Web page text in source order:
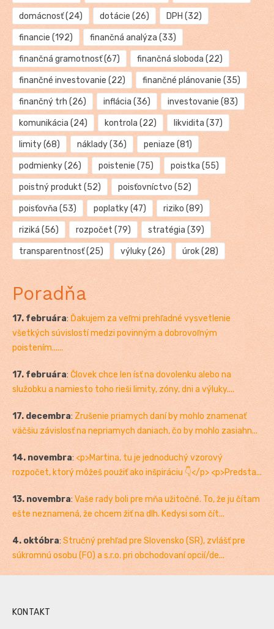
domácnosť(24) dotácie (26) DPH (32)
financie (192) finančná analýza (33)
finančná gramotnosť(67) finančná sloboda (22)
finančné investovanie (22) finančné plánovanie (35)
finančný trh (26) inflácia (36) investovanie (83)
komunikácia (24) kontrola (22) likvidita (37)
limity(68) náklady(36) peniaze (81)
podmienky(26) poistenie (75) poistka (55)
poistný produkt (52) poisťovníctvo (52)
poisťovňa (53) poplatky(47) riziko (89)
riziká (56) rozpočet (79) stratégia (39)
transparentnosť(25) výluky(26) úrok(28)
Poradňa
17. februára: Ďakujem za veľmi prehľadné vysvetlenie
všetkých súvislostí medzi povinným a dobrovoľným
poistením......
17. februára: Človek chce len ísť na dovolenku alebo na
služobku a namiesto toho rieši limity, zóny, dni a výluky....
17. decembra: Zrušenie priamych daní by mohlo znamenať
väčšiu závislosť na nepriamych daniach, čo by mohlo zasiahn...
14. novembra: <p>Martina, tu je jednoduchý vzorový
rozpočet, ktorý môžeš použiť ako inšpiráciu 👇</p> <p>Predsta...
13. novembra: Vaše rady boli pre mňa užitočné. To, že ju čítam
ešte neznamená, že chcem žiť na dlh. Kedysi som čít...
4. októbra: Stručný prehľad pre Slovensko (SR), zvlášť pre
súkromnú osobu (FO) a s.r.o. pri obchodovaní opcií/de...
KONTAKT